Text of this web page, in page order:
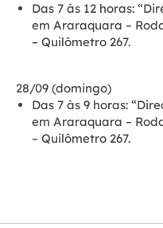
Das 7 às 12 horas:
em Araraquara –
– Quilômetro 267.
28/09 (domingo)
Das 7 às 9 horas:
em Araraquara –
– Quilômetro 267.